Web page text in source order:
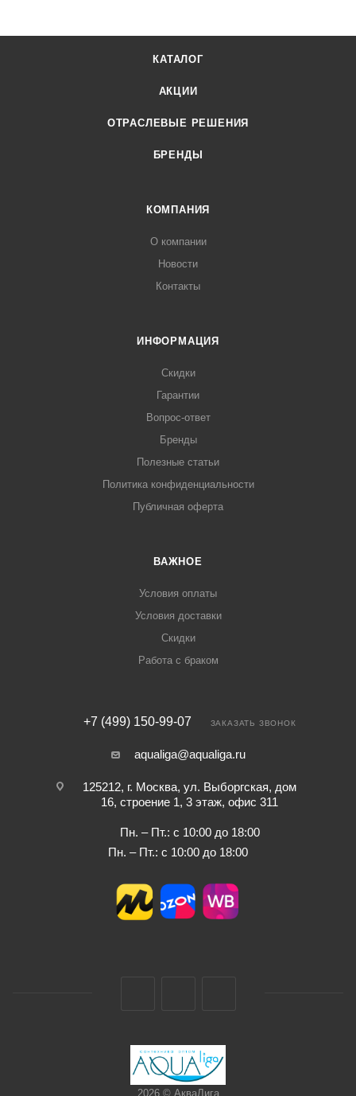
КАТАЛОГ
АКЦИИ
ОТРАСЛЕВЫЕ РЕШЕНИЯ
БРЕНДЫ
КОМПАНИЯ
О компании
Новости
Контакты
ИНФОРМАЦИЯ
Скидки
Гарантии
Вопрос-ответ
Бренды
Полезные статьи
Политика конфиденциальности
Публичная оферта
ВАЖНОЕ
Условия оплаты
Условия доставки
Скидки
Работа с браком
+7 (499) 150-99-07 ЗАКАЗАТЬ ЗВОНОК
aqualiga@aqualiga.ru
125212, г. Москва, ул. Выборгская, дом
16, строение 1, 3 этаж, офис 311
Пн. – Пт.: с 10:00 до 18:00
Пн. – Пт.: с 10:00 до 18:00
2026 © АкваЛига